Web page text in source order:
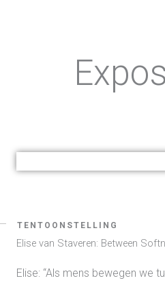
TENTOONSTELLING
Elise van Staveren: Between
Elise: “Als mens bewegen we